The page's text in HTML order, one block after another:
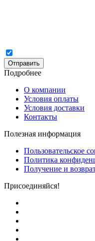
Отправить
Подробнее
О компании
Условия оплаты
Условия доставки
Контакты
Полезная информация
Пользовательское
Политика
Получение и
Присоединяйся!